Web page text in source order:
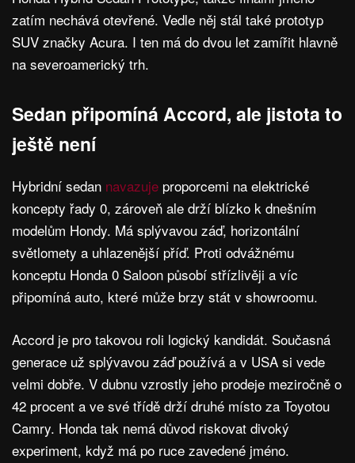
zatím nechává otevřené. Vedle něj stál také prototyp
SUV značky Acura. I ten má do dvou let zamířit hlavně
na severoamerický trh.
Sedan připomíná Accord, ale jistota to
ještě není
Hybridní sedan navazuje proporcemi na elektrické
koncepty řady 0, zároveň ale drží blízko k dnešním
modelům Hondy. Má splývavou záď, horizontální
světlomety a uhlazenější příď. Proti odvážnému
konceptu Honda 0 Saloon působí střízlivěji a víc
připomíná auto, které může brzy stát v showroomu.
Accord je pro takovou roli logický kandidát. Současná
generace už splývavou záď používá a v USA si vede
velmi dobře. V dubnu vzrostly jeho prodeje meziročně o
42 procent a ve své třídě drží druhé místo za Toyotou
Camry. Honda tak nemá důvod riskovat divoký
experiment, když má po ruce zavedené jméno.